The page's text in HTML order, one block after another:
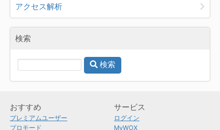
アクセス解析
検索
検索
おすすめ
プレミアムユーザー
プロモード
サービス
ログイン
MyWOX